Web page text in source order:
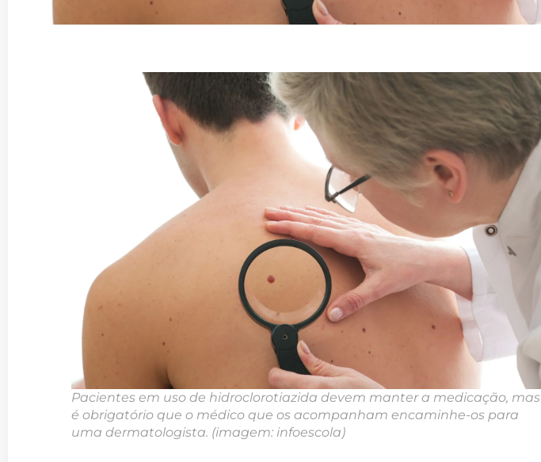
Pacientes em uso de hidroclorotiazida devem manter a medicação, mas
é obrigatório que o médico que os acompanham encaminhe-os para
uma dermatologista. (imagem: infoescola)